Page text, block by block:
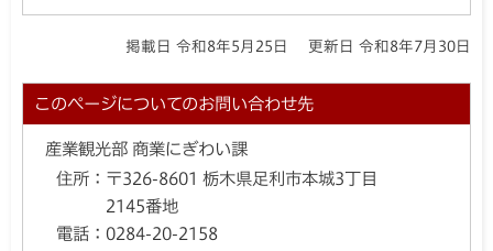
掲載日 令和8年5月25日 更新日 令和8年7月30日
このページについてのお問い合わせ先
産業観光部 商業にぎわい課
住所：
〒326-8601 栃木県足利市本城3丁目
2145番地
電話： 0284-20-2158